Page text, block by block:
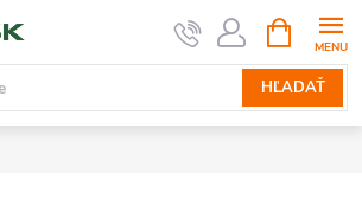
HĽADAŤ
KOŠÍK